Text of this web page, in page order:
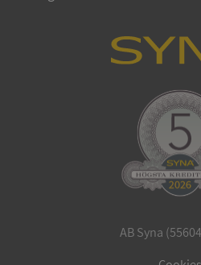
AB Syna
CookieScriptConsent
_GRECAPTCHA
ASP.NET_SessionId